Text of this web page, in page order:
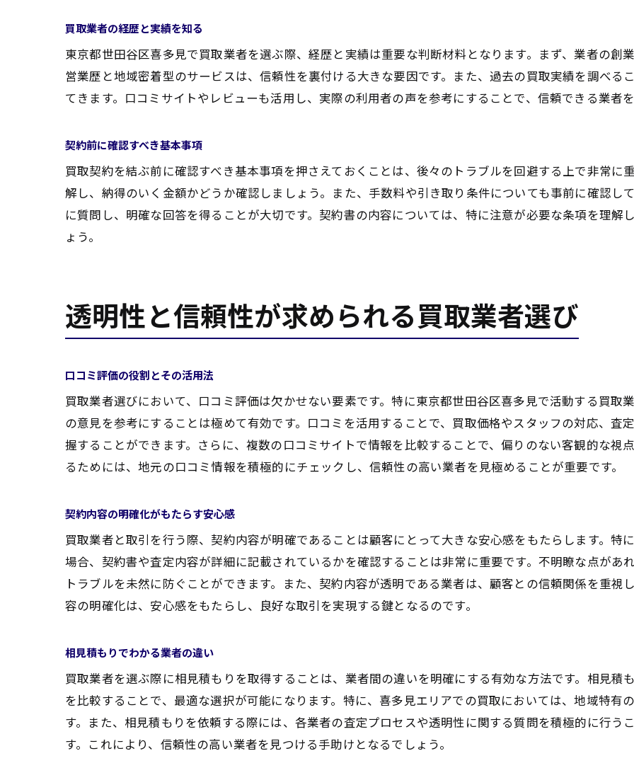
喜多見での賢い情報収集方法を紹介
地域密着型の情報源を活用する
オンラインとオフラインの情報を比較
第三者のレビューを取り入れた判断
情報収集に役立つイベント参加
失敗しない買取業者選びのステップガイド
トラブルを避けるための事前対策
成功するための交渉術を学ぶ
安心できる買取業者を見極めるためのポイント
信頼性の高い買取業者の特徴
長期的なサポートを提供する業者を選ぶ
顧客満足度を重視した業者の選び方
過去の取引実績を元にした判断
買取業者の経歴と実績を知る
東京都世田谷区喜多見で買取業者を選ぶ際、経歴と実績は重要な判断材料となります。まず、業者の創
営業歴と地域密着型のサービスは、信頼性を裏付ける大きな要因です。また、過去の買取実績を調べる
てきます。口コミサイトやレビューも活用し、実際の利用者の声を参考にすることで、信頼できる業者
契約前に確認すべき基本事項
買取契約を結ぶ前に確認すべき基本事項を押さえておくことは、後々のトラブルを回避する上で非常に
解し、納得のいく金額かどうか確認しましょう。また、手数料や引き取り条件についても事前に確認し
に質問し、明確な回答を得ることが大切です。契約書の内容については、特に注意が必要な条項を理解
ょう。
透明性と信頼性が求められる買取業者選び
口コミ評価の役割とその活用法
買取業者選びにおいて、口コミ評価は欠かせない要素です。特に東京都世田谷区喜多見で活動する買取
の意見を参考にすることは極めて有効です。口コミを活用することで、買取価格やスタッフの対応、査
握することができます。さらに、複数の口コミサイトで情報を比較することで、偏りのない客観的な視
るためには、地元の口コミ情報を積極的にチェックし、信頼性の高い業者を見極めることが重要です。
契約内容の明確化がもたらす安心感
買取業者と取引を行う際、契約内容が明確であることは顧客にとって大きな安心感をもたらします。特
場合、契約書や査定内容が詳細に記載されているかを確認することは非常に重要です。不明瞭な点があ
トラブルを未然に防ぐことができます。また、契約内容が透明である業者は、顧客との信頼関係を重視
容の明確化は、安心感をもたらし、良好な取引を実現する鍵となるのです。
相見積もりでわかる業者の違い
買取業者を選ぶ際に相見積もりを取得することは、業者間の違いを明確にする有効な方法です。相見積
を比較することで、最適な選択が可能になります。特に、喜多見エリアでの買取においては、地域特有
す。また、相見積もりを依頼する際には、各業者の査定プロセスや透明性に関する質問を積極的に行う
す。これにより、信頼性の高い業者を見つける手助けとなるでしょう。